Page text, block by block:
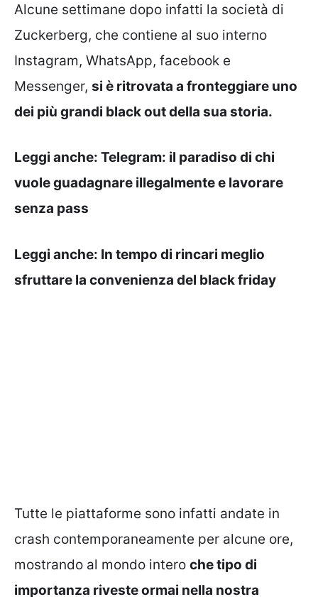
Alcune settimane dopo infatti la società di
Zuckerberg, che contiene al suo interno
Instagram, WhatsApp, facebook e
Messenger, si è ritrovata a fronteggiare uno
dei più grandi black out della sua storia.
Leggi anche: Telegram: il paradiso di chi
vuole guadagnare illegalmente e lavorare
senza pass
Leggi anche: In tempo di rincari meglio
sfruttare la convenienza del black friday
Tutte le piattaforme sono infatti andate in
crash contemporaneamente per alcune ore,
mostrando al mondo intero che tipo di
importanza riveste ormai nella nostra